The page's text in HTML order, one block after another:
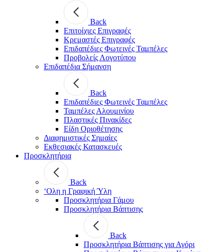
Back
Επιτοίχιες Επιγραφές
Κρεμαστές Επιγραφές
Επιδαπέδιες Φωτεινές Ταμπέλες
Προβολείς Λογοτύπου
Επιδαπέδια Σήμανση
Back
Επιδαπέδιες Φωτεινές Ταμπέλες
Ταμπέλες Αλουμινίου
Πλαστικές Πινακίδες
Είδη Οριοθέτησης
Διαφημιστικές Σημαίες
Εκθεσιακές Κατασκευές
Προσκλητήρια
Back
‘Ολη η Γραφική Ύλη
Προσκλητήρια Γάμου
Προσκλητήρια Βάπτισης
Back
Προσκλητήρια Βάπτισης για Αγόρι